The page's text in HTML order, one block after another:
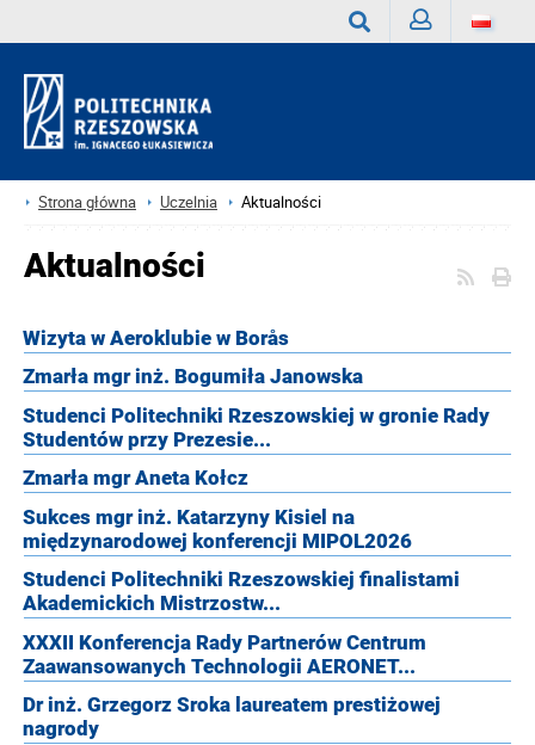
Strona główna Uczelnia Aktualności
Aktualności
Wizyta w Aeroklubie w Borås
Zmarła mgr inż. Bogumiła Janowska
Studenci Politechniki Rzeszowskiej w gronie Rady
Studentów przy Prezesie...
Zmarła mgr Aneta Kołcz
Sukces mgr inż. Katarzyny Kisiel na
międzynarodowej konferencji MIPOL2026
Studenci Politechniki Rzeszowskiej finalistami
Akademickich Mistrzostw...
XXXII Konferencja Rady Partnerów Centrum
Zaawansowanych Technologii AERONET...
Dr inż. Grzegorz Sroka laureatem prestiżowej
nagrody